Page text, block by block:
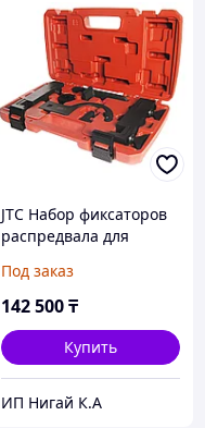
JTC Набор фиксаторов
распредвала для
(LAND ROVER V8 5,0,
JAGUAR) JTC
Под заказ
142 500₸
Купить
ИП Нигай К.А